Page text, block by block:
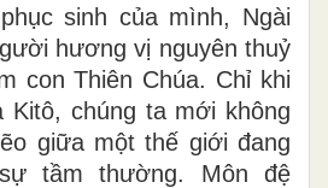
sinh của mình, Ngài
hương vị nguyên thuỷ
con Thiên Chúa. Chỉ khi
Kitô, chúng ta mới không
giữa một thế giới đang
tầm thường. Môn đệ